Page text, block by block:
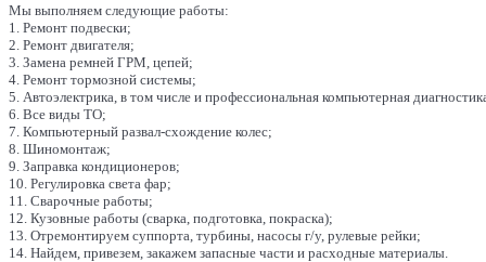
Мы выполняем следующие работы:
1. Ремонт подвески;
2. Ремонт двигателя;
3. Замена ремней ГРМ, цепей;
4. Ремонт тормозной системы;
5. Автоэлектрика, в том числе и профессиональная компьютерная
6. Все виды ТО;
7. Компьютерный развал-схождение колес;
8. Шиномонтаж;
9. Заправка кондиционеров;
10. Регулировка света фар;
11. Сварочные работы;
12. Кузовные работы (сварка, подготовка, покраска);
13. Отремонтируем суппорта, турбины, насосы г/у, рулевые рейки;
14. Найдем, привезем, закажем запасные части и расходные материалы.